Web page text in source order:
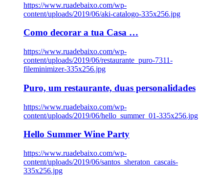
https://www.ruadebaixo.com/wp-
content/uploads/2019/06/aki-catalogo-335x256.jpg
Como decorar a tua Casa …
https://www.ruadebaixo.com/wp-
content/uploads/2019/06/restaurante_puro-7311-
fileminimizer-335x256.jpg
Puro, um restaurante, duas personalidades
https://www.ruadebaixo.com/wp-
content/uploads/2019/06/hello_summer_01-335x256.jpg
Hello Summer Wine Party
https://www.ruadebaixo.com/wp-
content/uploads/2019/06/santos_sheraton_cascais-
335x256.jpg